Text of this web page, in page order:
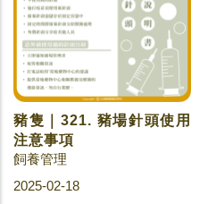
豬隻｜321. 豬場針頭使用
注意事項
飼養管理
2025-02-18